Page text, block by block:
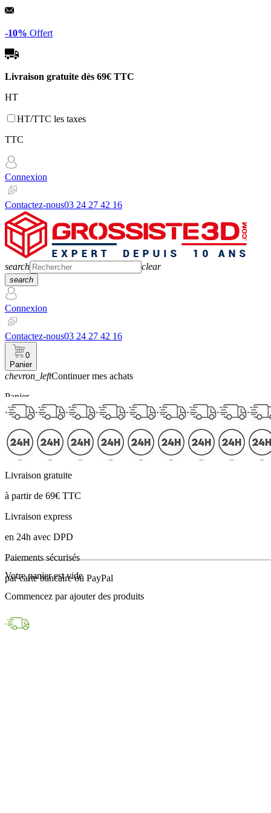
Panneau de gestion des cookies
-10% Offert
Livraison gratuite dès 69€ TTC
HT
HT/TTC les taxes
TTC
Connexion
Contactez-nous03 24 27 42 16
search clear
search
Connexion
Contactez-nous03 24 27 42 16
0
Panier
chevron_leftContinuer mes achats
Panier
Livraison gratuite
à partir de 69€ TTC
Livraison express
en 24h avec DPD
Paiements sécurisés
par carte bancaire ou PayPal
Votre panier est vide
Commencez par ajouter des produits